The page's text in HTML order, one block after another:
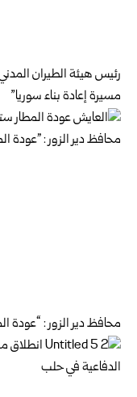
رئيس هيئة الطيران
مسيرة إعادة بناء سوريا”
محافظ دير الزور : “عودة